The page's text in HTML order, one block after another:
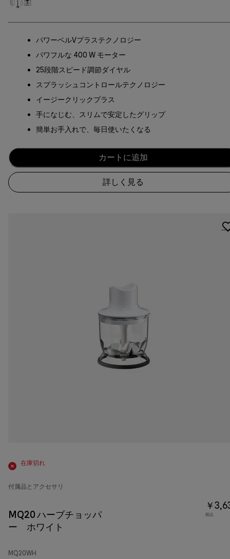
パワーベルVプラステクノロジー
パワフルな 400 W モーター
25段階スピード調節ダイヤル
スプラッシュコントロールテクノロジー
イージークリックプラス
手になじむ、スリムで安定したグリップ
簡単お手入れで、毎日使いたくなる
カートに追加
詳しく見る
在庫切れ
付属品とアクセサリ
MQ20 ハーブチョッパ
ー ホワイト
MQ20WH
￥
税込